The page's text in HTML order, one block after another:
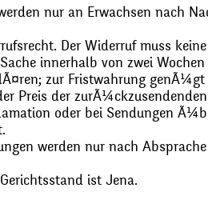
nur an Erwachsen nach
Der Widerruf muss
innerhalb von zwei
zur Fristwahrung
Preis der
oder bei Sendungen
werden nur nach
ist Jena.